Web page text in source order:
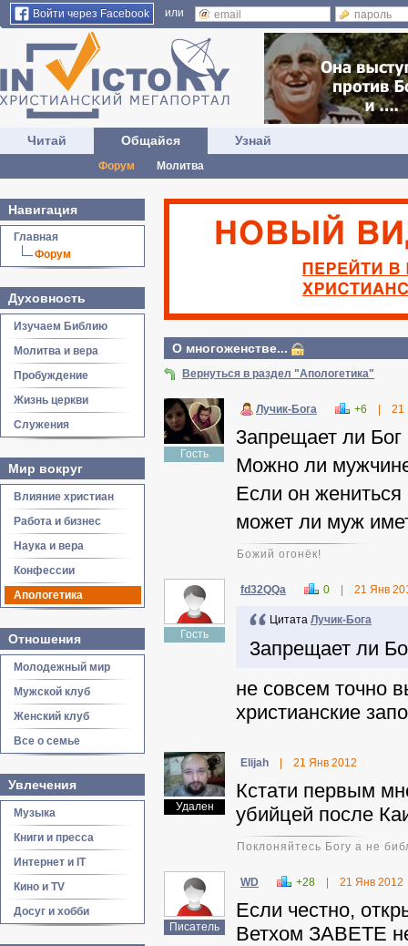
Войти через Facebook или
Читай Общайся
Форум Молитва
Узнай
Навигация
Главная
Форум
Духовность
Изучаем Библию
Молитва и вера
Пробуждение
Жизнь церкви
Служения
Мир вокруг
Влияние христиан
Работа и бизнес
Наука и вера
Конфессии
Апологетика
Отношения
Молодежный мир
Мужской клуб
Женский клуб
Все о семье
Увлечения
Музыка
Книги и пресса
Интернет и IT
Кино и TV
Досуг и хобби
О многоженстве...
Вернуться в раздел "Апологетика"
Гость
Лучик-Бога +6 21
3апрещает ли
Можно ли
Если он жениться
может ли муж
Божий огонёк!
Гость
fd32QQa 0 21 Янв
Цитата Лучик-Бога
3апрещает ли
не совсем точно
христианские
Удален
Elijah 21 Янв 2012
Кстати первым
убийцей после
Поклоняйтесь Богу а не
Писатель
WD +28 21 Янв 2012
Если честно,
Ветхом ЗАВЕТЕ